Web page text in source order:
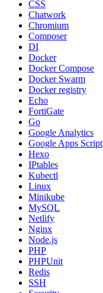
CSS
Chatwork
Chromium
Composer
DI
Docker
Docker Compose
Docker Swarm
Docker registry
Echo
FortiGate
Go
Google Analytics
Google Apps Script
Hexo
IPtables
Kubectl
Linux
Minikube
MySQL
Netlify
Nginx
Node.js
PHP
PHPUnit
Redis
SSH